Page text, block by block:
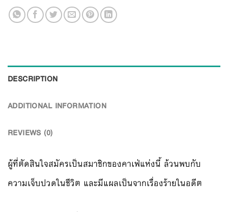
DESCRIPTION
ADDITIONAL INFORMATION
REVIEWS (0)
ผู้ที่ตัดสินใจสมัครเป็นสมาชิกของคาเฟ่แห่งนี้ ล้วนพบกับ
ความเจ็บปวดในชีวิต และมีแผลเป็นจากเรื่องร้ายในอดีต